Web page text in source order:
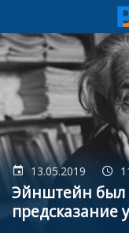
Перейти
к
основному
содержанию
13.05.2019
Эйнштейн был
предсказание